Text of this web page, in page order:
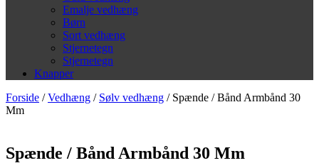
Emalje vedhæng
Børn
Sort vedhæng
Stjernetegn
Stjernetegn
Knapper
Forside /Vedhæng / Sølv vedhæng / Spænde / Bånd Armbånd 30
Mm
Spænde / Bånd Armbånd 30 Mm